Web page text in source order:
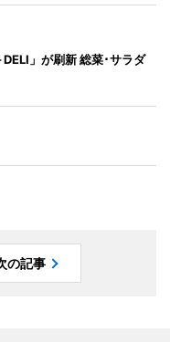
」が刷新 総菜･サラダ
の記事